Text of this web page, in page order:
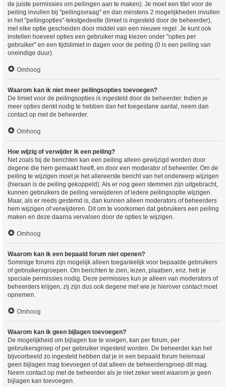
de juiste permissies om peilingen aan te maken). Je moet een titel voor de
peiling invullen bij "peilingsvraag" en dan minstens 2 mogelijkheden invullen
in het "peilingopties"-tekstgedeelte (limiet is ingesteld door de beheerder),
met elke optie gescheiden door middel van een nieuwe regel. Je kunt ook
instellen hoeveel opties een gebruiker mag kiezen onder "opties per
gebruiker" en een tijdslimiet in dagen voor de peiling (0 is een peiling van
oneindige duur).
Omhoog
Waarom kan ik niet meer peilingsopties toevoegen?
De limiet voor de peilingsopties is ingesteld door de beheerder. Indien je
meer opties denkt nodig te hebben dan het toegestane aantal, neem dan
contact op met de beheerder.
Omhoog
Hoe wijzig of verwijder ik een peiling?
Net zoals bij de berichten kan een peiling alleen gewijzigd worden door
degene die hem gemaakt heeft, en door een moderator of beheerder. Om de
peiling te wijzigen moet je het allereerste bericht van het onderwerp wijzigen
(hieraan is de peiling gekoppeld). Als er nog geen stemmen zijn uitgebracht,
kunnen gebruikers de peiling verwijderen of iedere peilingsoptie wijzigen.
Maar, als er reeds gestemd is, dan kunnen alleen moderators of beheerders
hem wijzigen of verwijderen. Dit om te voorkomen dat gebruikers een peiling
maken en deze daarna vervalsen door de opties te wijzigen.
Omhoog
Waarom kan ik een bepaald forum niet openen?
Sommige forums zijn mogelijk alleen toegankelijk voor bepaalde gebruikers
of gebruikersgroepen. Om berichten te zien, lezen, plaatsen, enz. heb je
speciale permissies nodig. Deze permissies kun je alleen van moderators of
beheerders krijgen, zij zijn dus ook degene met wie je hierover contact moet
opnemen.
Omhoog
Waarom kan ik geen bijlagen toevoegen?
De mogelijkheid om bijlagen toe te voegen, kan per forum, per
gebruikersgroep of per gebruiker ingesteld worden. De beheerder kan het
bijvoorbeeld zo ingesteld hebben dat je in een bepaald forum helemaal
geen bijlagen mag toevoegen of dat alleen de beheerdersgroep dit mag.
Neem contact op met de beheerder als je niet zeker weet waarom je geen
bijlagen kan toevoegen.